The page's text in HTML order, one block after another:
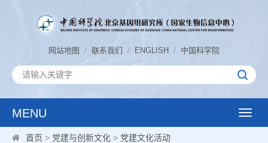
网站地图 / 联系我们 / ENGLISH / 中国科学院
MENU
Toggle
首页 > 党建与创新文化 > 党建文化活动